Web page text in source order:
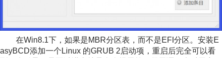
在Win8.1下，如果是MBR分区表，而不是EFI分区。安装E
asyBCD添加一个Linux 的GRUB 2启动项，重启后完全可以看